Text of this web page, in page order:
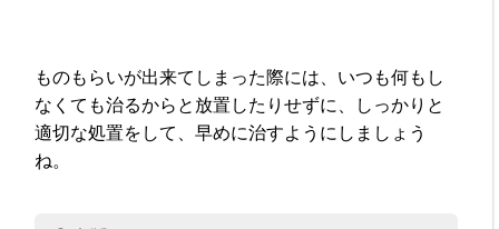
ものもらいが出来てしまった際には、いつも何もし
なくても治るからと放置したりせずに、しっかりと
適切な処置をして、早めに治すようにしましょう
ね。